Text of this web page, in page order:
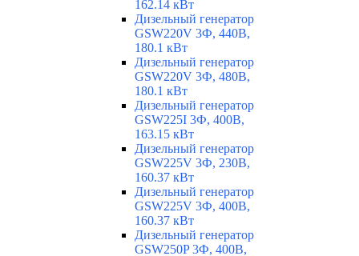
162.14 кВт
Дизельный генератор
GSW220V 3Ф, 440В,
180.1 кВт
Дизельный генератор
GSW220V 3Ф, 480В,
180.1 кВт
Дизельный генератор
GSW225I 3Ф, 400В,
163.15 кВт
Дизельный генератор
GSW225V 3Ф, 230В,
160.37 кВт
Дизельный генератор
GSW225V 3Ф, 400В,
160.37 кВт
Дизельный генератор
GSW250P 3Ф, 400В,